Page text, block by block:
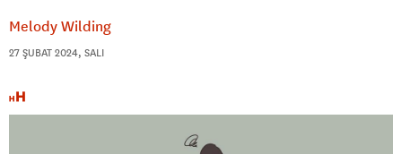
Melody Wilding
27 ŞUBAT 2024, SALI